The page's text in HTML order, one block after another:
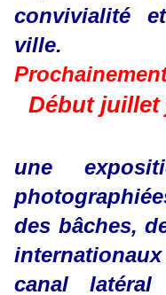
convivialité
ville.
Début
une
des bâches,
canal